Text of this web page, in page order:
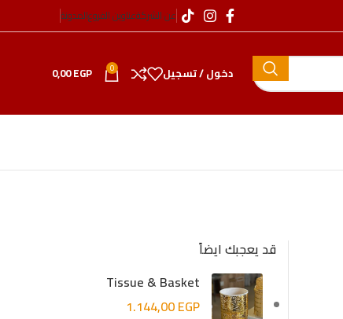
عن الشركةعناوين الفروعالمدونة
دخول / تسجيل 0
0,00EGP
قد يعجبك ايضاً
Tissue & Basket
1.144,00EGP